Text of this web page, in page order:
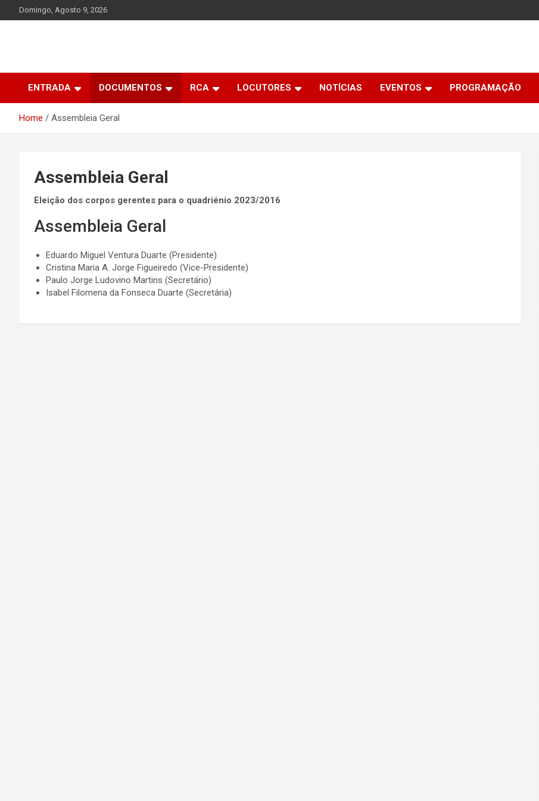
to
Domingo, Agosto 9, 2026
ENTRADA DOCUMENTOS RCA LOCUTORES NOTÍCIAS EVENTOS PROGRAMAÇÃO
Home Assembleia Geral
Assembleia Geral
Eleição dos corpos gerentes para o quadriénio 2023/2016
Assembleia Geral
Eduardo Miguel Ventura Duarte (Presidente)
Cristina Maria A. Jorge Figueiredo (Vice-Presidente)
Paulo Jorge Ludovino Martins (Secretário)
Isabel Filomena da Fonseca Duarte (Secretária)